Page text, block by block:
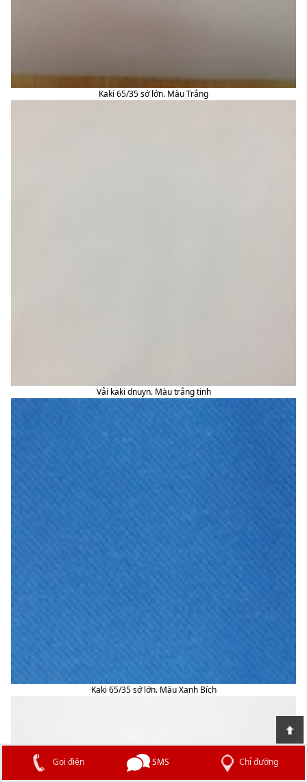
Kaki 65/35 sớ lớn. Màu Trắng
Vải kaki dnuyn. Màu trắng tinh
Kaki 65/35 sớ lớn. Màu Xanh Bích
Gọi điện SMS Chỉ đường